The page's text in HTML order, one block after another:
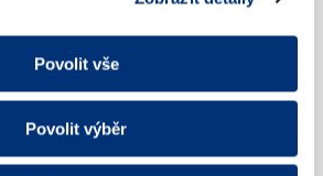
Povolit vše
Povolit výběr
Co je to věta?